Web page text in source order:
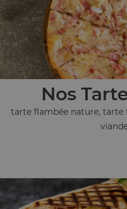
Nos
tarte flambée nature,